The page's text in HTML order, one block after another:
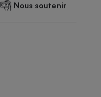
Nous soutenir